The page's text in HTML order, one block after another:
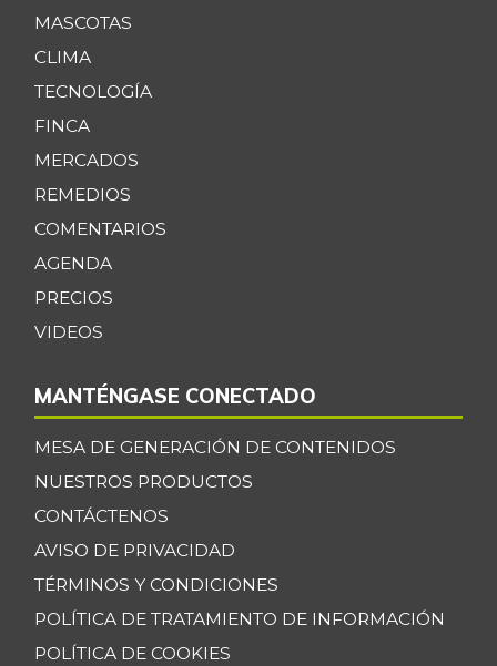
MASCOTAS
CLIMA
TECNOLOGÍA
FINCA
MERCADOS
REMEDIOS
COMENTARIOS
AGENDA
PRECIOS
VIDEOS
MANTÉNGASE CONECTADO
MESA DE GENERACIÓN DE CONTENIDOS
NUESTROS PRODUCTOS
CONTÁCTENOS
AVISO DE PRIVACIDAD
TÉRMINOS Y CONDICIONES
POLÍTICA DE TRATAMIENTO DE INFORMACIÓN
POLÍTICA DE COOKIES